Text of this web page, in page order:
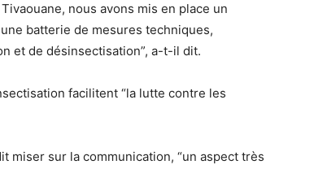
nous avons mis en place un
batterie de mesures techniques,
et de désinsectisation”, a-t-il dit.
facilitent “la lutte contre les
miser sur la communication, “un aspect très